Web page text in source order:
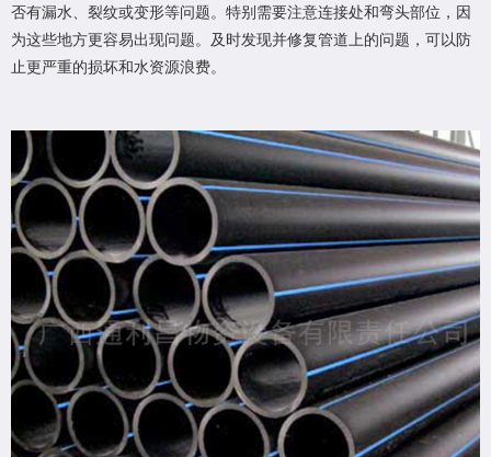
否有漏水、裂纹或变形等问题。特别需要注意连接处和弯头部位，因
为这些地方更容易出现问题。及时发现并修复管道上的问题，可以防
止更严重的损坏和水资源浪费。